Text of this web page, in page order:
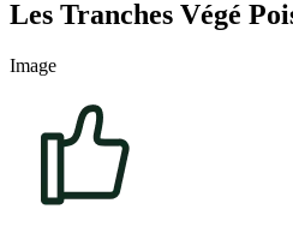
Les Tranches Végé
Image